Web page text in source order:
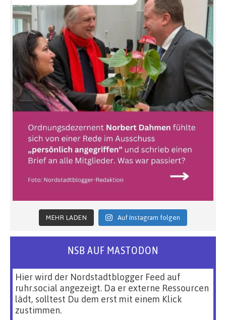
MEHR LADEN Auf Instagram folgen
NSB AUF MASTODON
Hier wird der Nordstadtblogger Feed auf
ruhr.social angezeigt. Da er externe Ressourcen
lädt, solltest Du dem erst mit einem Klick
zustimmen.